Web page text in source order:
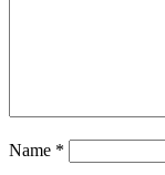
Name *